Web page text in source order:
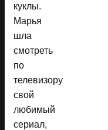
куклы.
Марья
шла
смотреть
по
телевизору
свой
любимый
сериал,